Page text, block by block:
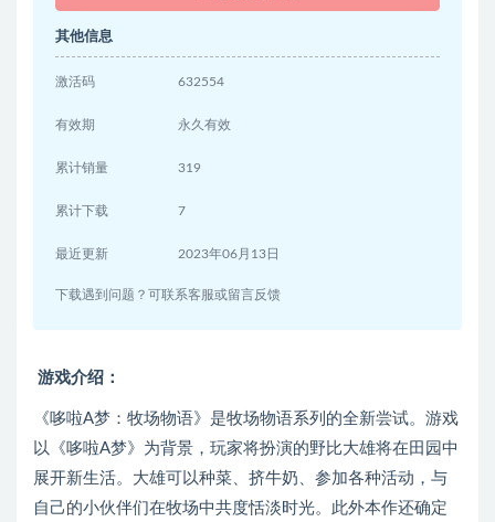
其他信息
激活码 632554
有效期 永久有效
累计销量 319
累计下载 7
最近更新 2023年06月13日
下载遇到问题？可联系客服或留言反馈
游戏介绍：
《哆啦A梦：牧场物语》是牧场物语系列的全新尝试。游戏
以《哆啦A梦》为背景，玩家将扮演的野比大雄将在田园中
展开新生活。大雄可以种菜、挤牛奶、参加各种活动，与
自己的小伙伴们在牧场中共度恬淡时光。此外本作还确定